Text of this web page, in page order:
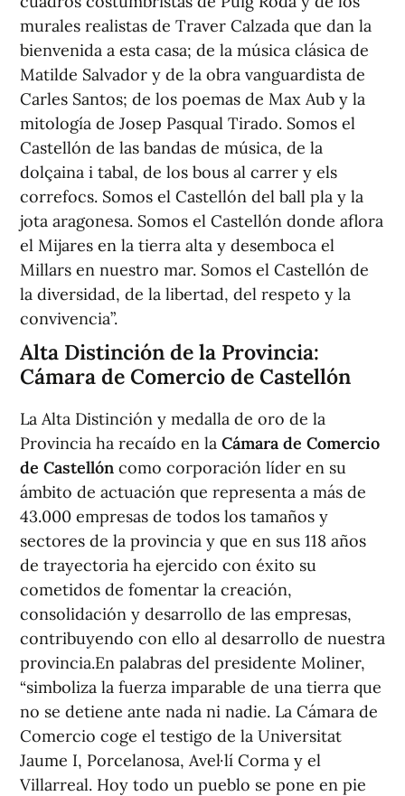
murales realistas de Traver Calzada que dan la
bienvenida a esta casa; de la música clásica de
Matilde Salvador y de la obra vanguardista de
Carles Santos; de los poemas de Max Aub y la
mitología de Josep Pasqual Tirado. Somos el
Castellón de las bandas de música, de la
dolçaina i tabal, de los bous al carrer y els
correfocs. Somos el Castellón del ball pla y la
jota aragonesa. Somos el Castellón donde aflora
el Mijares en la tierra alta y desemboca el
Millars en nuestro mar. Somos el Castellón de
la diversidad, de la libertad, del respeto y la
convivencia”.
Alta Distinción de la Provincia:
Cámara de Comercio de Castellón
La Alta Distinción y medalla de oro de la
Provincia ha recaído en la Cámara de Comercio
de Castellón como corporación líder en su
ámbito de actuación que representa a más de
43.000 empresas de todos los tamaños y
sectores de la provincia y que en sus 118 años
de trayectoria ha ejercido con éxito su
cometidos de fomentar la creación,
consolidación y desarrollo de las empresas,
contribuyendo con ello al desarrollo de nuestra
provincia.En palabras del presidente Moliner,
“simboliza la fuerza imparable de una tierra que
no se detiene ante nada ni nadie. La Cámara de
Comercio coge el testigo de la Universitat
Jaume I, Porcelanosa, Avel·lí Corma y el
Villarreal. Hoy todo un pueblo se pone en pie